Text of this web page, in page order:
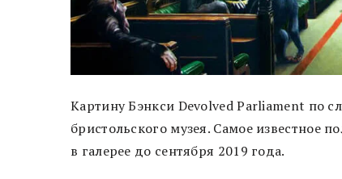
Картину Бэнкси Devolved Parliament по
бристольского музея. Самое известное
в галерее до сентября 2019 года.